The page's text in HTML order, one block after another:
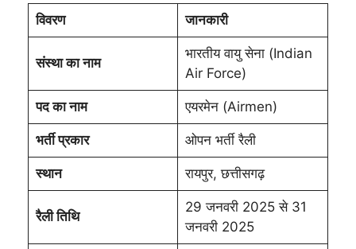
विवरण जानकारी
संस्था का नाम
भारतीय वायु सेना (Indian
Air Force)
पद का नाम एयरमेन (Airmen)
भर्ती प्रकार ओपन भर्ती रैली
स्थान रायपुर, छत्तीसगढ़
रैली तिथि
29 जनवरी 2025 से 31
जनवरी 2025